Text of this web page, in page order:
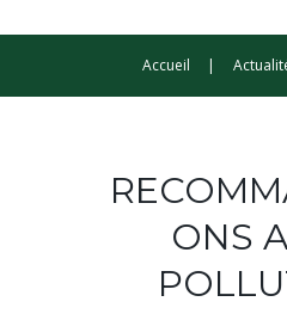
Accueil
ONS